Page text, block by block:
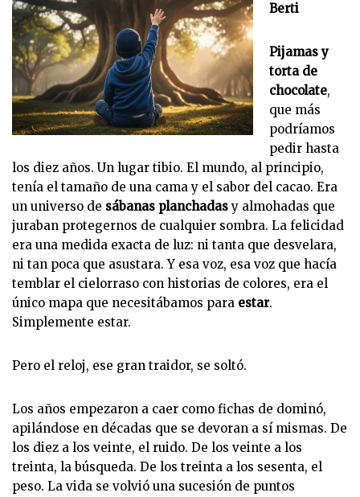
Berti
Pijamas y
torta de
chocolate,
que más
podríamos
pedir hasta
los diez años. Un lugar tibio. El mundo, al principio,
tenía el tamaño de una cama y el sabor del cacao. Era
un universo de sábanas planchadasy almohadas que
juraban protegernos de cualquier sombra. La felicidad
era una medida exacta de luz: ni tanta que desvelara,
ni tan poca que asustara. Y esa voz, esa voz que hacía
temblar el cielorraso con historias de colores, era el
único mapa que necesitábamos para estar.
Simplemente estar.
Pero el reloj, ese gran traidor, se soltó.
Los años empezaron a caer como fichas de dominó,
apilándose en décadas que se devoran a sí mismas. De
los diez a los veinte, el ruido. De los veinte a los
treinta, la búsqueda. De los treinta a los sesenta, el
peso. La vida se volvió una sucesión de puntos